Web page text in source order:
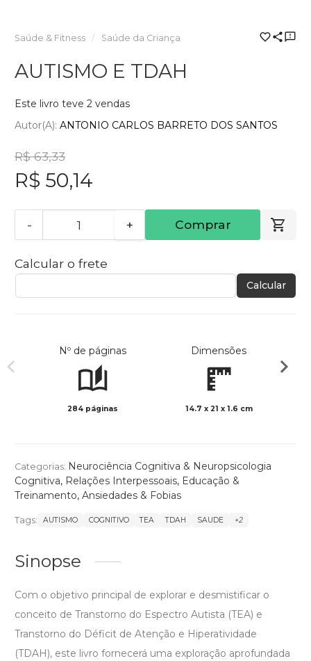
Saúde & Fitness Saúde da Criança
AUTISMO E TDAH
Este livro teve 2 vendas
Autor(a): ANTONIO CARLOS BARRETO DOS SANTOS
R$ 63,33
R$ 50,14
- + Comprar
Calcular o frete
Calcular
Nº de páginas
284 páginas
Dimensões
14.7 x 21 x 1.6 cm
Categorias: Neurociência Cognitiva & Neuropsicologia
Cognitiva, Relações Interpessoais, Educação &
Treinamento, Ansiedades & Fobias
Tags: AUTISMO COGNITIVO TEA TDAH SAUDE +2
Sinopse
Com o objetivo principal de explorar e desmistificar o
conceito de Transtorno do Espectro Autista (TEA) e
Transtorno do Déficit de Atenção e Hiperatividade
(TDAH), este livro fornecerá uma exploração aprofundada